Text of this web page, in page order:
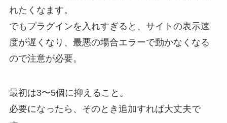
れたくなます。
でもプラグインを入れすぎると、サイトの表示速
度が遅くなり、最悪の場合エラーで動かなくなる
ので注意が必要。
最初は3〜5個に抑えること。
必要になったら、そのとき追加すれば大丈夫で